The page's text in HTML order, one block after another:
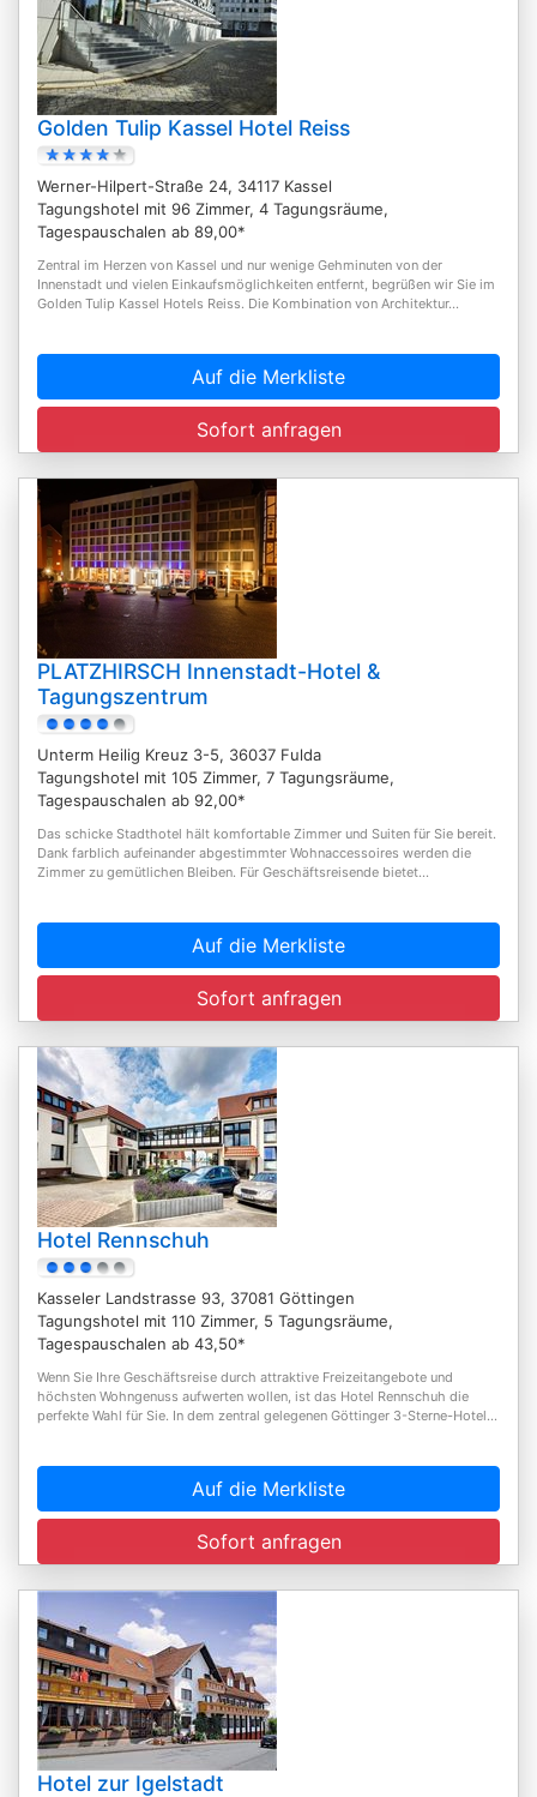
Golden Tulip Kassel Hotel Reiss
Werner-Hilpert-Straße 24, 34117 Kassel
Tagungshotel mit 96 Zimmer, 4 Tagungsräume,
Tagespauschalen ab 89,00*
Zentral im Herzen von Kassel und nur wenige Gehminuten von der
Innenstadt und vielen Einkaufsmöglichkeiten entfernt, begrüßen wir Sie im
Golden Tulip Kassel Hotels Reiss. Die Kombination von Architektur...
Auf die Merkliste
Sofort anfragen
PLATZHIRSCH Innenstadt-Hotel &
Tagungszentrum
Unterm Heilig Kreuz 3-5, 36037 Fulda
Tagungshotel mit 105 Zimmer, 7 Tagungsräume,
Tagespauschalen ab 92,00*
Das schicke Stadthotel hält komfortable Zimmer und Suiten für Sie bereit.
Dank farblich aufeinander abgestimmter Wohnaccessoires werden die
Zimmer zu gemütlichen Bleiben. Für Geschäftsreisende bietet...
Auf die Merkliste
Sofort anfragen
Hotel Rennschuh
Kasseler Landstrasse 93, 37081 Göttingen
Tagungshotel mit 110 Zimmer, 5 Tagungsräume,
Tagespauschalen ab 43,50*
Wenn Sie Ihre Geschäftsreise durch attraktive Freizeitangebote und
höchsten Wohngenuss aufwerten wollen, ist das Hotel Rennschuh die
perfekte Wahl für Sie. In dem zentral gelegenen Göttinger 3-Sterne-Hotel...
Auf die Merkliste
Sofort anfragen
Hotel zur Igelstadt